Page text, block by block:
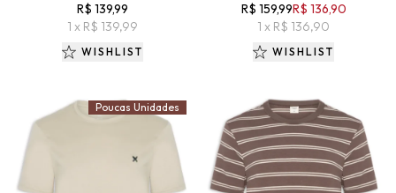
R$ 139,99
1 x R$ 139,99
WISHLIST
R$ 159,99R$ 136,90
1 x R$ 136,90
WISHLIST
Poucas Unidades